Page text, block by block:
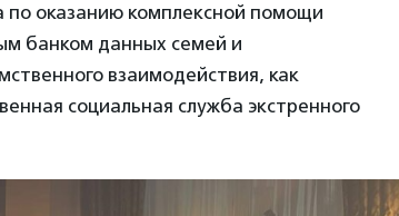
по оказанию комплексной помощи
банком данных семей и
взаимодействия, как
социальная служба экстренного